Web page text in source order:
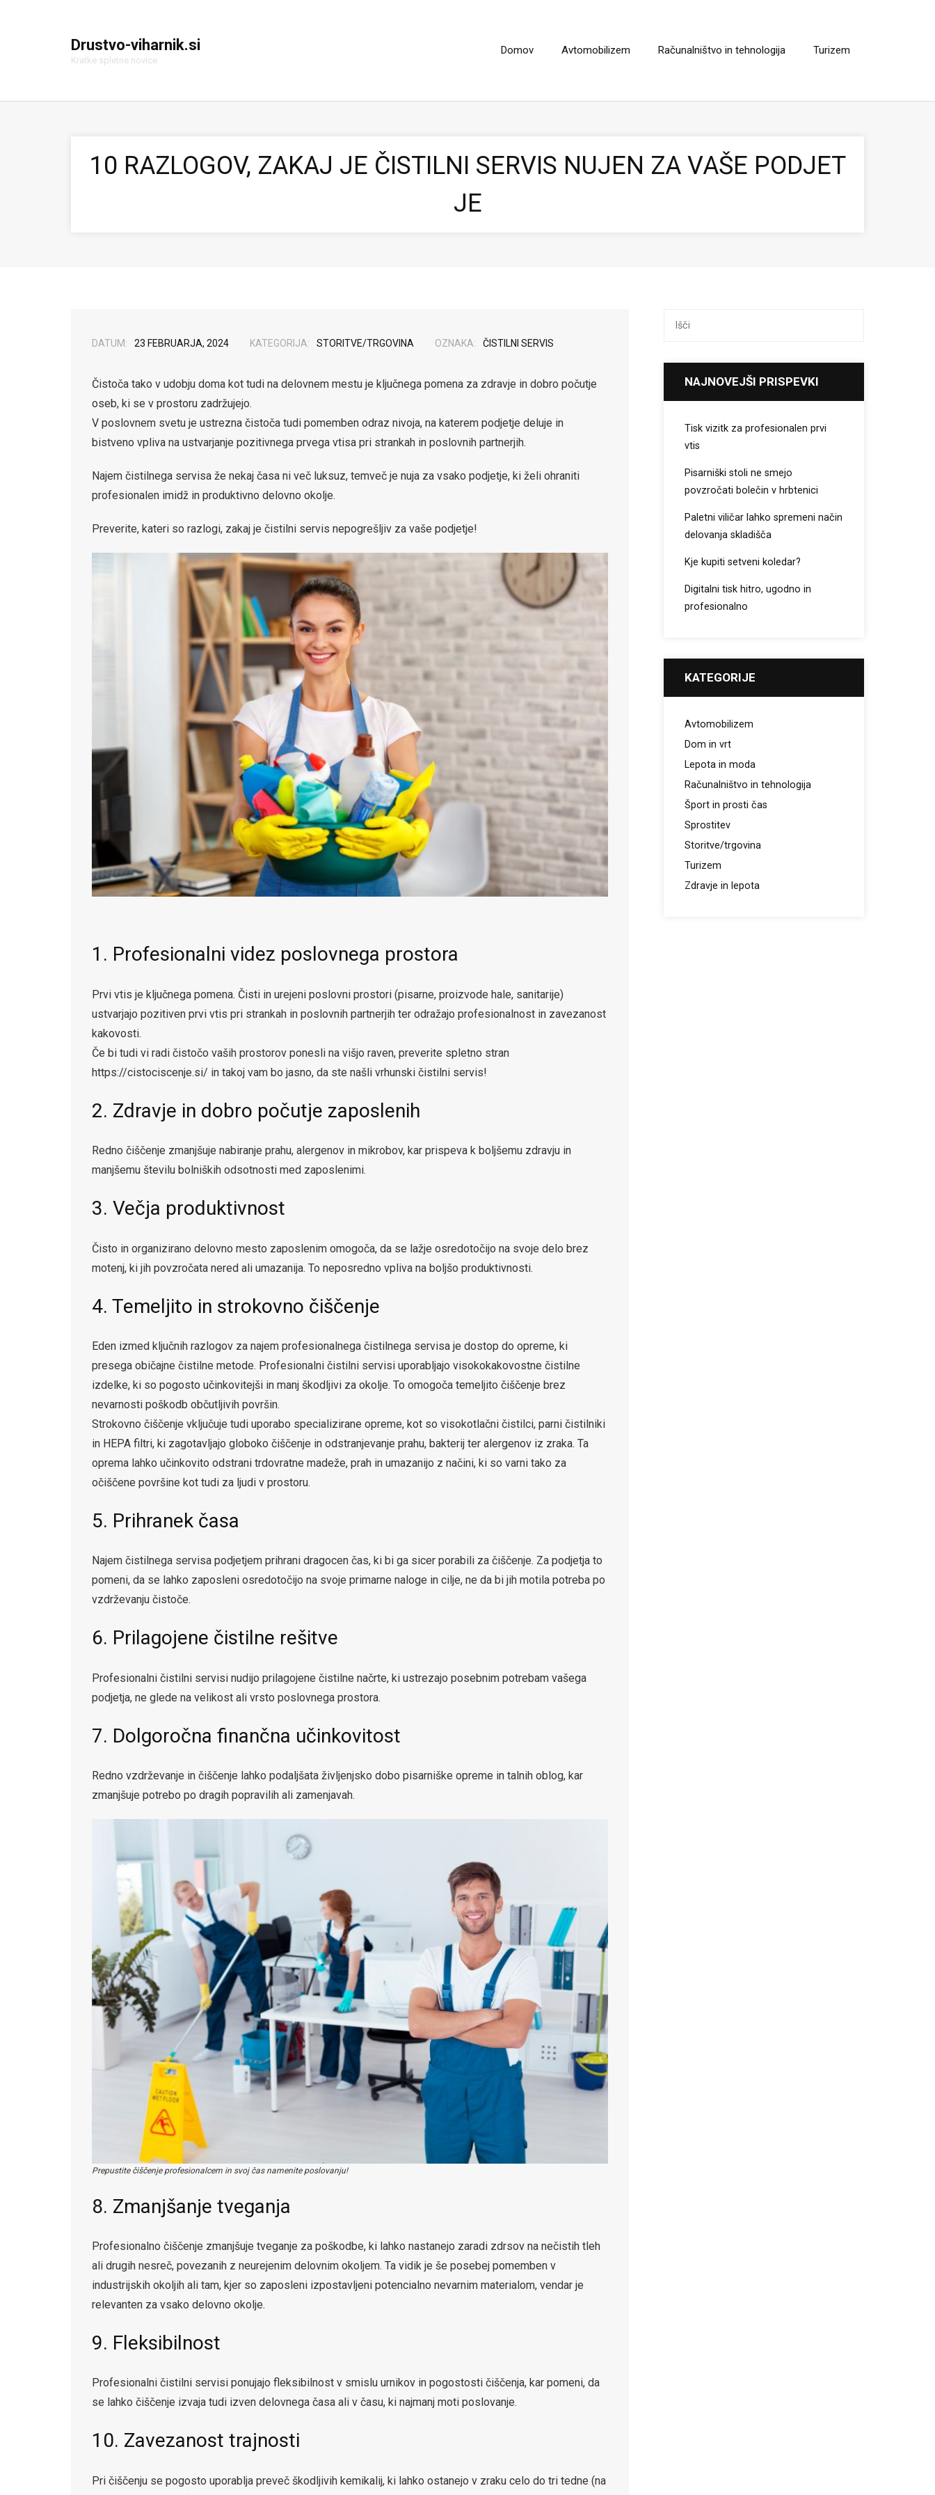
Drustvo-viharnik.si
Kratke spletne novice
Domov Avtomobilizem Računalništvo in tehnologija Turizem
10 RAZLOGOV, ZAKAJ JE ČISTILNI SERVIS NUJEN ZA VAŠE PODJET
JE
DATUM: 23 FEBRUARJA, 2024 KATEGORIJA: STORITVE/TRGOVINA OZNAKA: ČISTILNI SERVIS
Čistoča tako v udobju doma kot tudi na delovnem mestu je ključnega pomena za zdravje in dobro počutje
oseb, ki se v prostoru zadržujejo.
V poslovnem svetu je ustrezna čistoča tudi pomemben odraz nivoja, na katerem podjetje deluje in
bistveno vpliva na ustvarjanje pozitivnega prvega vtisa pri strankah in poslovnih partnerjih.
Najem čistilnega servisa že nekaj časa ni več luksuz, temveč je nuja za vsako podjetje, ki želi ohraniti
profesionalen imidž in produktivno delovno okolje.
Preverite, kateri so razlogi, zakaj je čistilni servis nepogrešljiv za vaše podjetje!
1. Profesionalni videz poslovnega prostora
Prvi vtis je ključnega pomena. Čisti in urejeni poslovni prostori (pisarne, proizvode hale, sanitarije)
ustvarjajo pozitiven prvi vtis pri strankah in poslovnih partnerjih ter odražajo profesionalnost in zavezanost
kakovosti.
Če bi tudi vi radi čistočo vaših prostorov ponesli na višjo raven, preverite spletno stran
https://cistociscenje.si/ in takoj vam bo jasno, da ste našli vrhunski čistilni servis!
2. Zdravje in dobro počutje zaposlenih
Redno čiščenje zmanjšuje nabiranje prahu, alergenov in mikrobov, kar prispeva k boljšemu zdravju in
manjšemu številu bolniških odsotnosti med zaposlenimi.
3. Večja produktivnost
Čisto in organizirano delovno mesto zaposlenim omogoča, da se lažje osredotočijo na svoje delo brez
motenj, ki jih povzročata nered ali umazanija. To neposredno vpliva na boljšo produktivnosti.
4. Temeljito in strokovno čiščenje
Eden izmed ključnih razlogov za najem profesionalnega čistilnega servisa je dostop do opreme, ki
presega običajne čistilne metode. Profesionalni čistilni servisi uporabljajo visokokakovostne čistilne
izdelke, ki so pogosto učinkovitejši in manj škodljivi za okolje. To omogoča temeljito čiščenje brez
nevarnosti poškodb občutljivih površin.
Strokovno čiščenje vključuje tudi uporabo specializirane opreme, kot so visokotlačni čistilci, parni čistilniki
in HEPA filtri, ki zagotavljajo globoko čiščenje in odstranjevanje prahu, bakterij ter alergenov iz zraka. Ta
oprema lahko učinkovito odstrani trdovratne madeže, prah in umazanijo z načini, ki so varni tako za
očiščene površine kot tudi za ljudi v prostoru.
5. Prihranek časa
Najem čistilnega servisa podjetjem prihrani dragocen čas, ki bi ga sicer porabili za čiščenje. Za podjetja to
pomeni, da se lahko zaposleni osredotočijo na svoje primarne naloge in cilje, ne da bi jih motila potreba po
vzdrževanju čistoče.
6. Prilagojene čistilne rešitve
Profesionalni čistilni servisi nudijo prilagojene čistilne načrte, ki ustrezajo posebnim potrebam vašega
podjetja, ne glede na velikost ali vrsto poslovnega prostora.
7. Dolgoročna finančna učinkovitost
Redno vzdrževanje in čiščenje lahko podaljšata življenjsko dobo pisarniške opreme in talnih oblog, kar
zmanjšuje potrebo po dragih popravilih ali zamenjavah.
Prepustite čiščenje profesionalcem in svoj čas namenite poslovanju!
8. Zmanjšanje tveganja
Profesionalno čiščenje zmanjšuje tveganje za poškodbe, ki lahko nastanejo zaradi zdrsov na nečistih tleh
ali drugih nesreč, povezanih z neurejenim delovnim okoljem. Ta vidik je še posebej pomemben v
industrijskih okoljih ali tam, kjer so zaposleni izpostavljeni potencialno nevarnim materialom, vendar je
relevanten za vsako delovno okolje.
9. Fleksibilnost
Profesionalni čistilni servisi ponujajo fleksibilnost v smislu urnikov in pogostosti čiščenja, kar pomeni, da
se lahko čiščenje izvaja tudi izven delovnega časa ali v času, ki najmanj moti poslovanje.
10. Zavezanost trajnosti
Pri čiščenju se pogosto uporablja preveč škodljivih kemikalij, ki lahko ostanejo v zraku celo do tri tedne (na
NAJNOVEJŠI PRISPEVKI
Tisk vizitk za profesionalen prvi
vtis
Pisarniški stoli ne smejo
povzročati bolečin v hrbtenici
Paletni viličar lahko spremeni način
delovanja skladišča
Kje kupiti setveni koledar?
Digitalni tisk hitro, ugodno in
profesionalno
KATEGORIJE
Avtomobilizem
Dom in vrt
Lepota in moda
Računalništvo in tehnologija
Šport in prosti čas
Sprostitev
Storitve/trgovina
Turizem
Zdravje in lepota